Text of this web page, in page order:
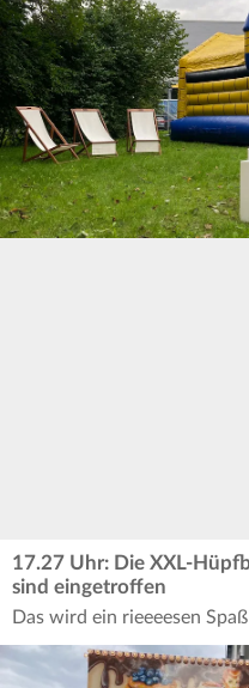
17.27 Uhr: Die XXL-
sind eingetroffen
Das wird ein rieeeesen